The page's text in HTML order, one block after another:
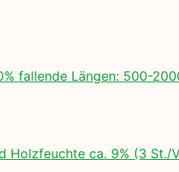
fallende Längen: 500-
Holzfeuchte ca. 9% (3